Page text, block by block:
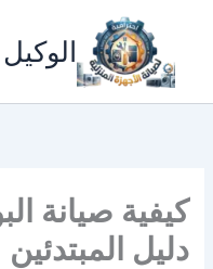
المحتوى
كيفية صيانة
دليل المبتدئين